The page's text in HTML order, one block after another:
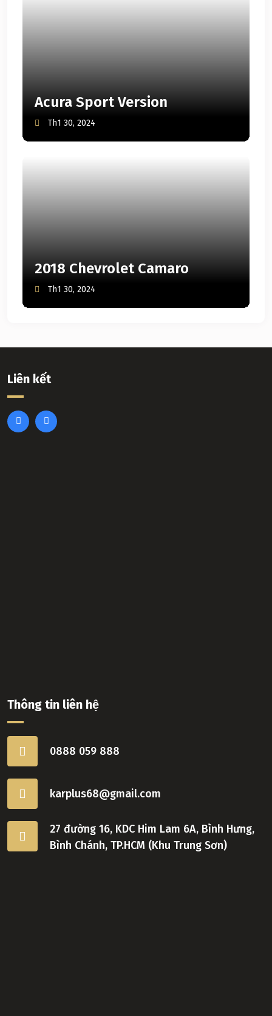
Acura Sport Version
Th1 30, 2024
2018 Chevrolet Camaro
Th1 30, 2024
Liên kết
Thông tin liên hệ
0888 059 888
karplus68@gmail.com
27 đường 16, KDC Him Lam 6A, Bình Hưng,
Bình Chánh, TP.HCM (Khu Trung Sơn)